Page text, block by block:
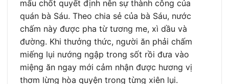
mấu chốt quyết định nên sự thành công của
quán bà Sáu. Theo chia sẻ của bà Sáu, nước
chấm này được pha từ tương me, xì dầu và
đường. Khi thưởng thức, người ăn phải chấm
miếng lụi nướng ngập trong sốt rồi đưa vào
miệng ăn ngay mới cảm nhận được hương vị
thơm lừng hòa quyện trong từng xiên lụi.